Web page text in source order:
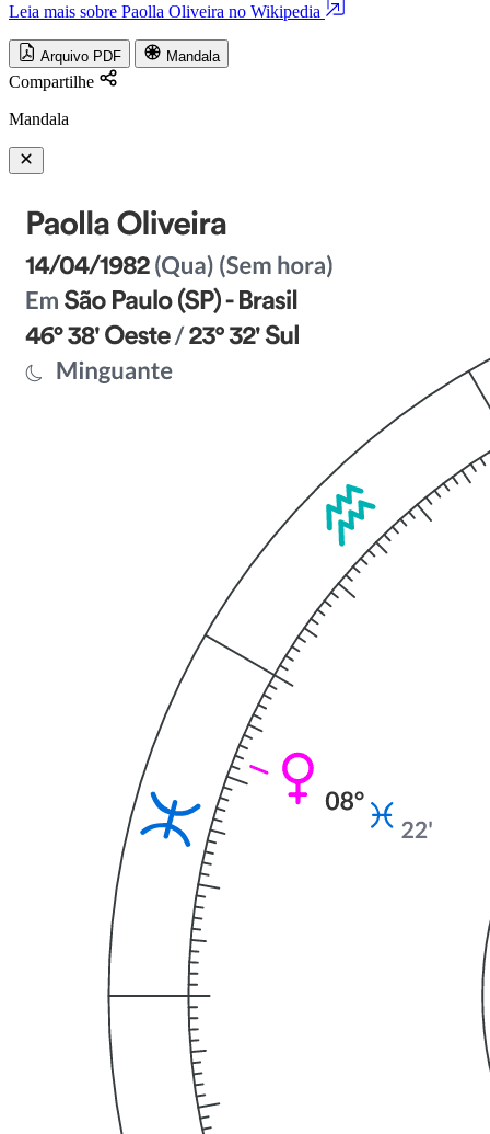
Leia mais sobre Paolla Oliveira no Wikipedia
Arquivo PDF Mandala
Compartilhe
Mandala